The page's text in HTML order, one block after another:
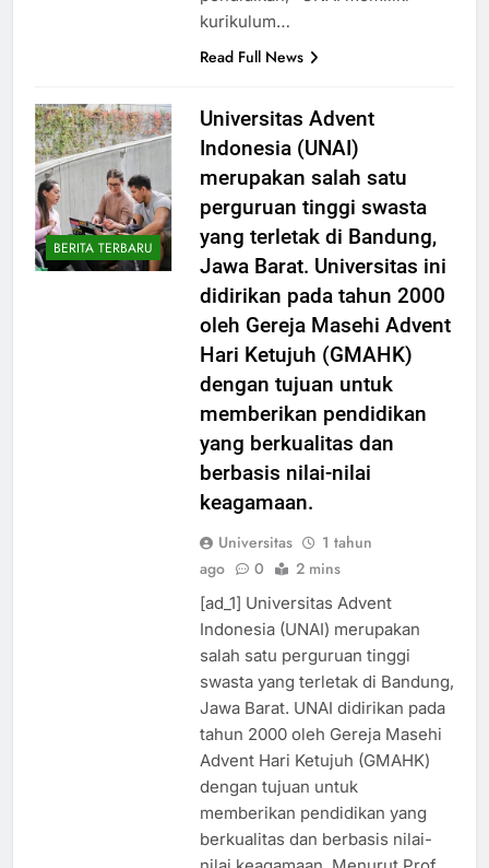
pendidikan, “UNAI memiliki
BERITA TERBARU
Universitas Advent
Indonesia (UNAI)
merupakan salah satu
perguruan tinggi swasta
yang terletak di Bandung,
Jawa Barat. Universitas ini
didirikan pada tahun 2000
oleh Gereja Masehi Advent
Hari Ketujuh (GMAHK)
dengan tujuan untuk
memberikan pendidikan
yang berkualitas dan
berbasis nilai-nilai
keagamaan.
Universitas
1 tahun
[ad_1] Universitas Advent
Indonesia (UNAI) merupakan
salah satu perguruan tinggi
swasta yang terletak di Bandung,
Jawa Barat. UNAI didirikan pada
tahun 2000 oleh Gereja Masehi
Advent Hari Ketujuh (GMAHK)
dengan tujuan untuk
memberikan pendidikan yang
berkualitas dan berbasis nilai-